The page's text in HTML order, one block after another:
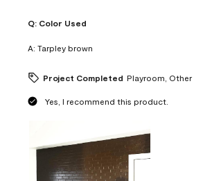
Q: Color Used
A: Tarpley brown
Project Completed Playroom, Other
Yes, I recommend this product.